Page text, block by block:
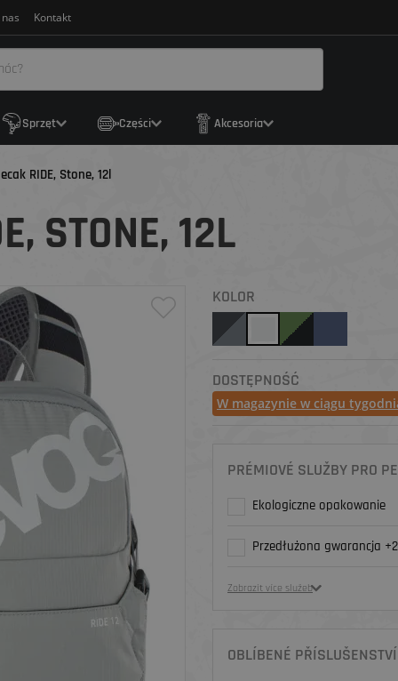
Kontakt
Sprzęt Części Akcesoria
RIDE, Stone, 12l
STONE, 12L
KOLOR
DOSTĘPNOŚĆ
W magazynie w ciągu
PRÉMIOVÉ SLUŽBY PRO
Ekologiczne opakowanie
Przedłużona gwarancja
Zobrazit více služeb
OBLÍBENÉ PŘÍSLUŠENSTVÍ